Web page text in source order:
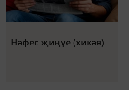
Нәфес җиңүе (хикәя)